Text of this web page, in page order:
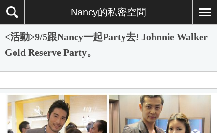
Nancy的私密空間
<活動>9/5跟Nancy一起Party去! Johnnie Walker
Gold Reserve Party。